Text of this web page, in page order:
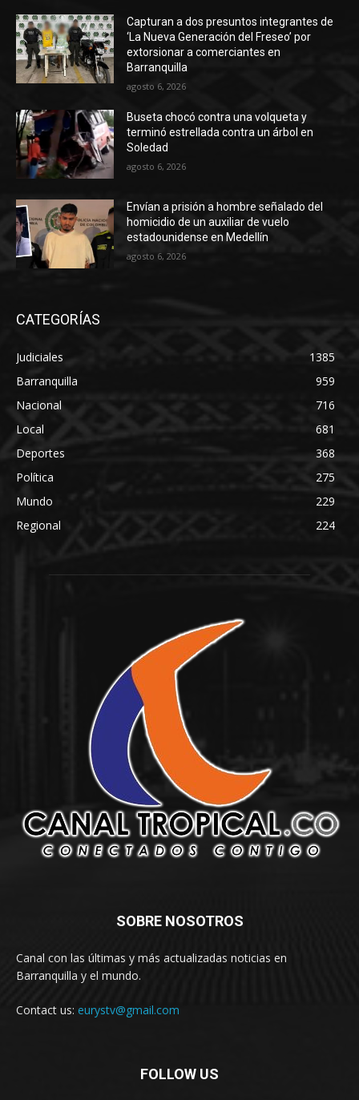
Capturan a dos presuntos integrantes de
‘La Nueva Generación del Freseo’ por
extorsionar a comerciantes en
Barranquilla
agosto 6, 2026
Buseta chocó contra una volqueta y
terminó estrellada contra un árbol en
Soledad
agosto 6, 2026
Envían a prisión a hombre señalado del
homicidio de un auxiliar de vuelo
estadounidense en Medellín
agosto 6, 2026
CATEGORÍAS
Judiciales
1385
Barranquilla
959
Nacional
716
Local
681
Deportes
368
Política
275
Mundo
229
Regional
224
SOBRE NOSOTROS
Canal con las últimas y más actualizadas noticias en
Barranquilla y el mundo.
Contact us: eurystv@gmail.com
FOLLOW US